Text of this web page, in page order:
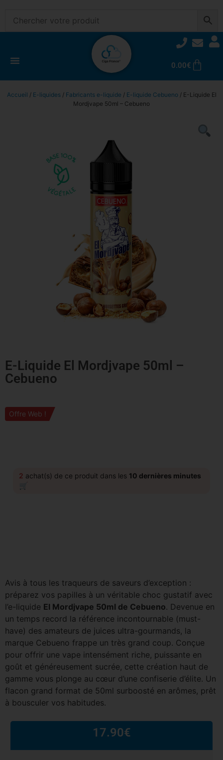
0.00€
Accueil / E-liquides/ Fabricants e-liquide / E-liquide Cebueno/ E-Liquide El
Mordjvape 50ml – Cebueno
E-Liquide El Mordjvape 50ml –
Cebueno
Offre Web !
2 achat(s) de ce produit dans les 10 dernières minutes
🛒
Avis à tous les traqueurs de saveurs d’exception :
préparez vos papilles à un véritable choc gustatif avec
l’e-liquide El Mordjvape 50ml de Cebueno. Devenue en
un temps record la référence incontournable (must-
have) des amateurs de juices ultra-gourmands, la
marque Cebueno frappe un très grand coup. Conçue
pour offrir une vape intensément riche, puissante en
goût et généreusement sucrée, cette création haut de
gamme vous plonge au cœur d’une confiserie d’élite. Un
flacon grand format de 50ml surboosté en arômes, prêt
à bousculer vos habitudes.
17.90€